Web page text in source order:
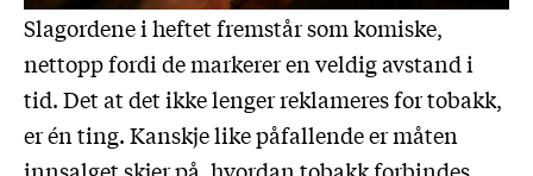
Slagordene i heftet fremstår som komiske,
nettopp fordi de markerer en veldig avstand i
tid. Det at det ikke lenger reklameres for tobakk,
er én ting. Kanskje like påfallende er måten